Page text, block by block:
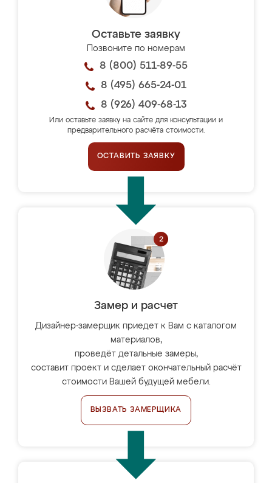
Оставьте заявку
Позвоните по номерам
8 (800) 511-89-55
8 (495) 665-24-01
8 (926) 409-68-13
Или оставьте заявку на сайте для консультации и
предварительного расчёта стоимости.
ОСТАВИТЬ ЗАЯВКУ
Замер и расчет
Дизайнер-замерщик приедет к Вам с каталогом
материалов,
проведёт детальные замеры,
составит проект и сделает окончательный расчёт
стоимости Вашей будущей мебели.
ВЫЗВАТЬ ЗАМЕРЩИКА